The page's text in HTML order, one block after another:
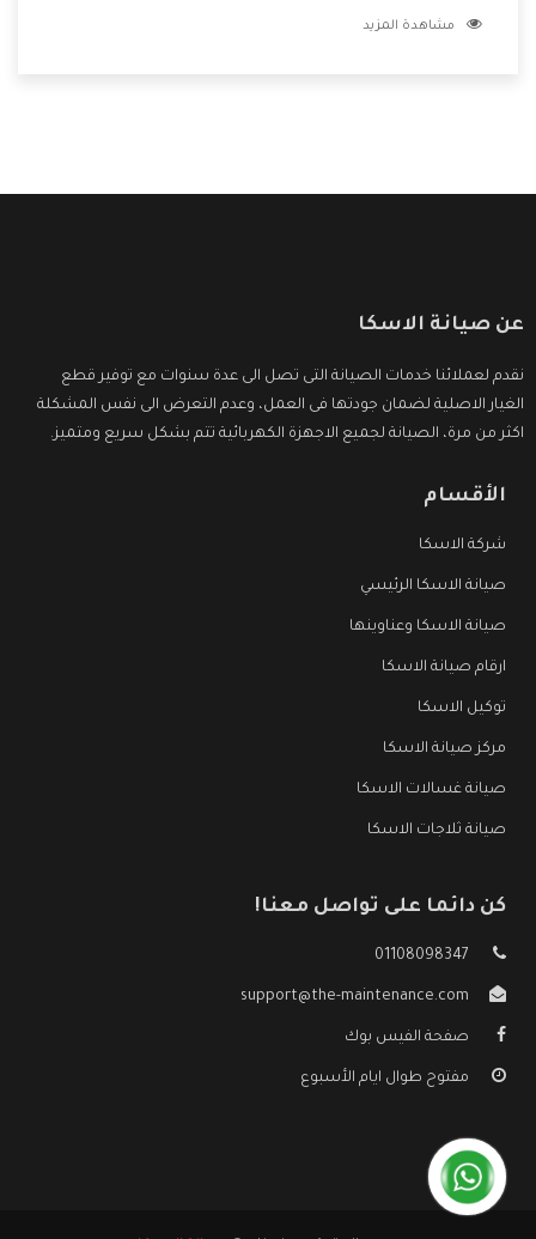
وتقدم للعملاء أقوى العروض والخصومات التى تسهل على
مشاهدة المزيد
عن صيانة الاسكا
نقدم لعملائنا خدمات الصيانة التى تصل الى عدة سنوات مع توفير قطع
الغيار الاصلية لضمان جودتها فى العمل، وعدم التعرض الى نفس المشكلة
اكثر من مرة، الصيانة لجميع الاجهزة الكهربائية تتم بشكل سريع ومتميز.
الأقسام
شركة الاسكا
صيانة الاسكا الرئيسي
صيانة الاسكا وعناوينها
ارقام صيانة الاسكا
توكيل الاسكا
مركز صيانة الاسكا
صيانة غسالات الاسكا
صيانة ثلاجات الاسكا
كن دائما على تواصل معنا!
01108098347
support@the-maintenance.com
صفحة الفيس بوك
مفتوح طوال ايام الأسبوع